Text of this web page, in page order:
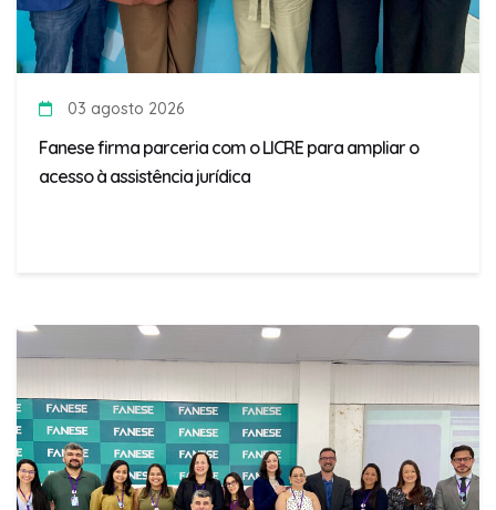
03 agosto 2026
Fanese firma parceria com o LICRE para ampliar o
acesso à assistência jurídica